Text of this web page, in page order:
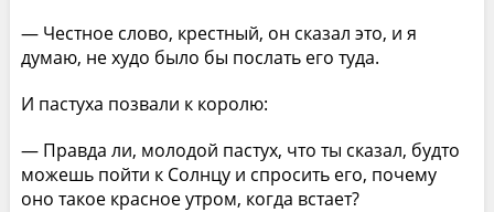
— Честное слово, крестный, он сказал это, и я
думаю, не худо было бы послать его туда.
И пастуха позвали к королю:
— Правда ли, молодой пастух, что ты сказал, будто
можешь пойти к Солнцу и спросить его, почему
оно такое красное утром, когда встает?